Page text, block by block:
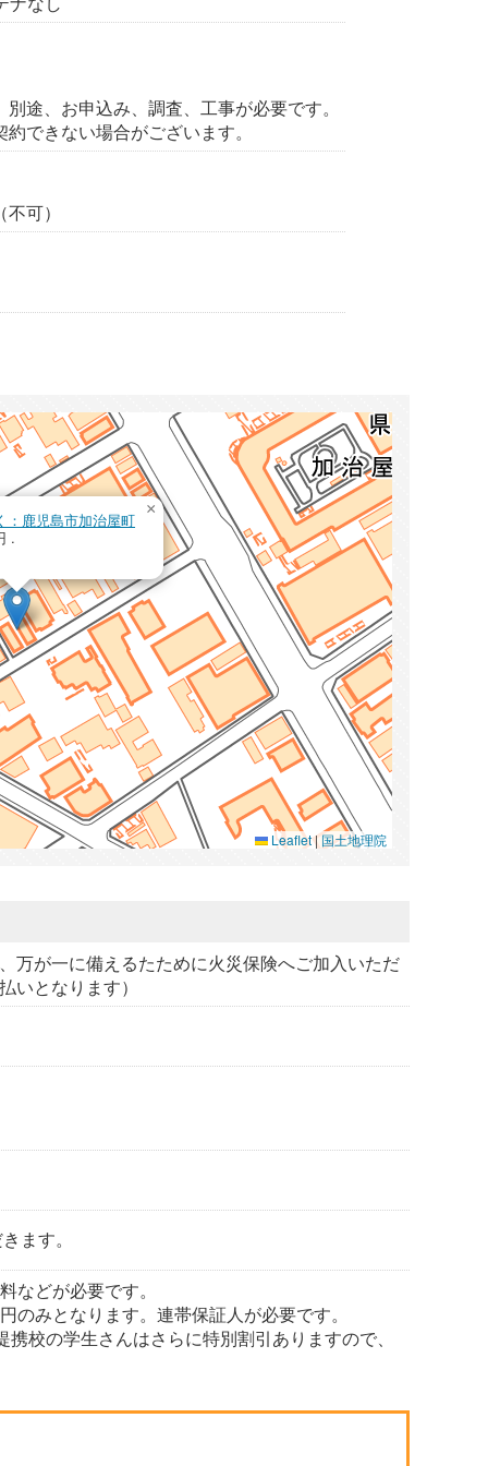
途、お申込み、調査、工事が必要です。
できない場合がございます。
可）
：鹿児島市加治屋町
.
×
Leaflet| 国土地理院
万が一に備えるたために火災保険へご加入いただ
いとなります）
ます。
などが必要です。
みとなります。連帯保証人が必要です。
校の学生さんはさらに特別割引ありますので、